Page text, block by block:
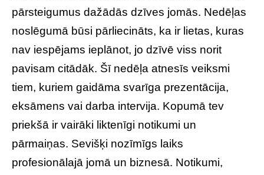
pārsteigumus dažādās dzīves jomās. Nedēļas
noslēgumā būsi pārliecināts, ka ir lietas, kuras
nav iespējams ieplānot, jo dzīvē viss norit
pavisam citādāk. Šī nedēļa atnesīs veiksmi
tiem, kuriem gaidāma svarīga prezentācija,
eksāmens vai darba intervija. Kopumā tev
priekšā ir vairāki liktenīgi notikumi un
pārmaiņas. Sevišķi nozīmīgs laiks
profesionālajā jomā un biznesā. Notikumi,